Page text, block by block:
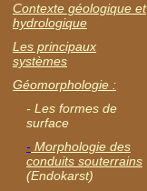
Contexte géologique et
hydrologique
Les principaux
systèmes
Géomorphologie :
- Les formes de
surface
- Morphologie des
conduits souterrains
(Endokarst)